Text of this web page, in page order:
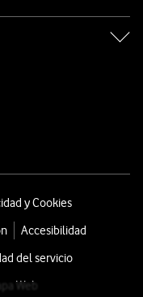
y Cookies
Accesibilidad
del servicio
Web